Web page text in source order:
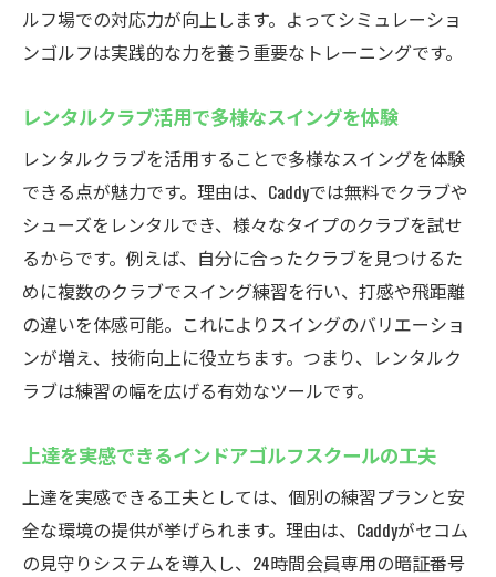
ルフ場での対応力が向上します。よってシミュレーショ
ンゴルフは実践的な力を養う重要なトレーニングです。
レンタルクラブ活用で多様なスイングを体験
レンタルクラブを活用することで多様なスイングを体験
できる点が魅力です。理由は、Caddyでは無料でクラブや
シューズをレンタルでき、様々なタイプのクラブを試せ
るからです。例えば、自分に合ったクラブを見つけるた
めに複数のクラブでスイング練習を行い、打感や飛距離
の違いを体感可能。これによりスイングのバリエーショ
ンが増え、技術向上に役立ちます。つまり、レンタルク
ラブは練習の幅を広げる有効なツールです。
上達を実感できるインドアゴルフスクールの工夫
上達を実感できる工夫としては、個別の練習プランと安
全な環境の提供が挙げられます。理由は、Caddyがセコム
の見守りシステムを導入し、24時間会員専用の暗証番号